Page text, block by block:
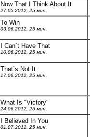
Now That I Think About It
27.05.2012, 25 мин.
To Win
03.06.2012, 25 мин.
I Can`t Have That
10.06.2012, 25 мин.
That`s Not It
17.06.2012, 25 мин.
What Is "Victory"
24.06.2012, 25 мин.
I Believed In You
01.07.2012, 25 мин.